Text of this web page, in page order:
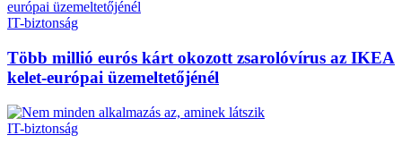
IT-biztonság
Több millió eurós kárt okozott zsarolóvírus az IKEA
kelet-európai üzemeltetőjénél
IT-biztonság